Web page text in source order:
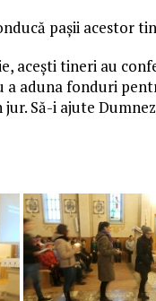
pașii acestor
acești tineri au
aduna fonduri
Să-i ajute